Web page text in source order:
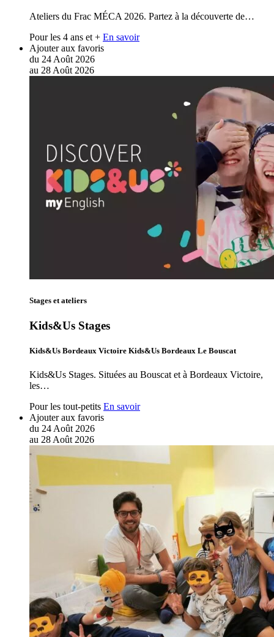
Ateliers du Frac MÉCA 2026. Partez à la découverte de…
Pour les 4 ans et + En savoir
Ajouter aux favoris
du 24Août 2026
au 28Août 2026
Stages et ateliers
Kids&Us Stages
Kids&Us Bordeaux Victoire Kids&Us Bordeaux Le Bouscat
Kids&Us Stages. Situées au Bouscat et à Bordeaux Victoire,
les…
Pour les tout-petits En savoir
Ajouter aux favoris
du 24 Août 2026
au 28 Août 2026